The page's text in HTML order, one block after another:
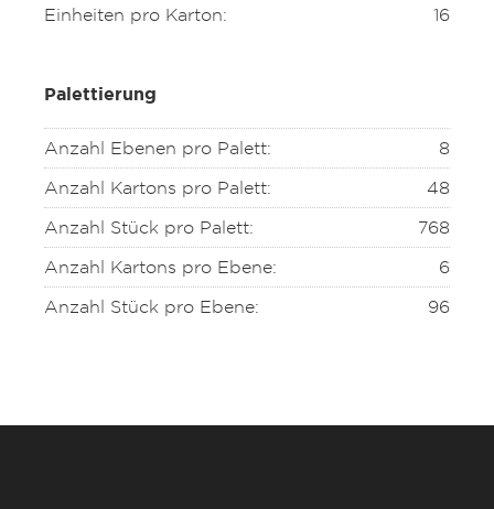
Einheiten pro Karton:
16
Palettierung
Anzahl Ebenen pro Palett:
8
Anzahl Kartons pro Palett:
48
Anzahl Stück pro Palett:
768
Anzahl Kartons pro Ebene:
6
Anzahl Stück pro Ebene:
96